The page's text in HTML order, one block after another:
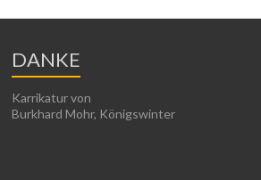
DANKE
Karrikatur von
Burkhard Mohr, Königswinter